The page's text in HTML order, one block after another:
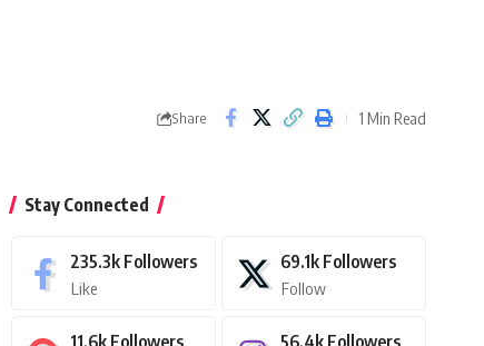
Share 1 Min Read
Stay Connected
235.3k Followers
Like
69.1k Followers
Follow